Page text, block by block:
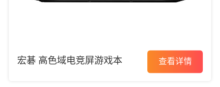
宏碁 高色域电竞屏游戏本 查看详情